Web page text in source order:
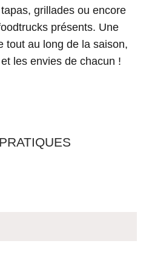
grillades ou encore
présents. Une
tout au long de la saison,
les envies de chacun !